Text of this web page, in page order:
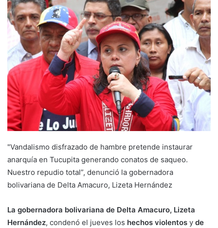
"Vandalismo disfrazado de hambre pretende instaurar
anarquía en Tucupita generando conatos de saqueo.
Nuestro repudio total”, denunció la gobernadora
bolivariana de Delta Amacuro, Lizeta Hernández
La gobernadora bolivariana de Delta Amacuro, Lizeta
Hernández, condenó el jueves los hechos violentos y de